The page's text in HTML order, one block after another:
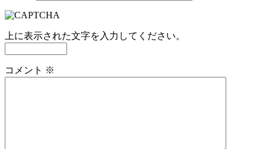
上に表示された文字を入力してください。
コメント ※